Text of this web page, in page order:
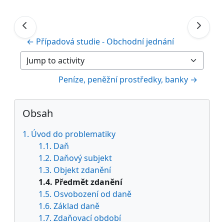
← Případová studie - Obchodní jednání
Jump to activity
Peníze, peněžní prostředky, banky →
Bloky
Preskočiť Obsah
Obsah
1. Úvod do problematiky
1.1. Daň
1.2. Daňový subjekt
1.3. Objekt zdanění
1.4. Předmět zdanění
1.5. Osvobození od daně
1.6. Základ daně
1.7. Zdaňovací období